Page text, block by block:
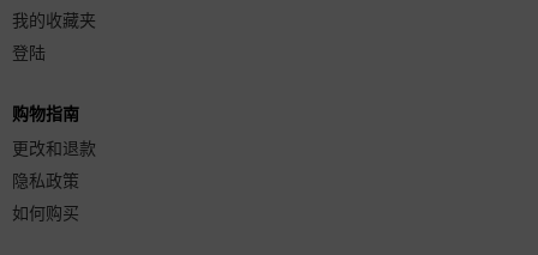
我的收藏夹
登陆
购物指南
更改和退款
隐私政策
如何购买